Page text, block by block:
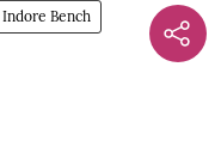
Indore Bench